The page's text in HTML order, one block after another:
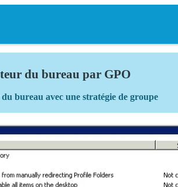
du bureau par GPO
bureau avec une stratégie de groupe